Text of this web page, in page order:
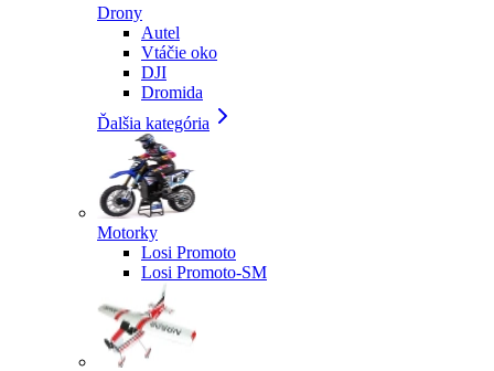
Drony
Autel
Vtáčie oko
DJI
Dromida
Ďalšia kategória
Motorky
Losi Promoto
Losi Promoto-SM